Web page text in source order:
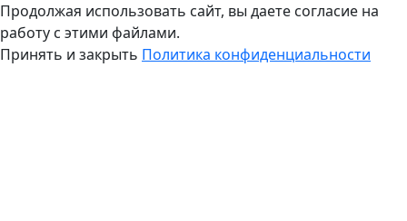
Продолжая использовать сайт, вы даете согласие на
работу с этими файлами.
Принять и закрыть Политика конфиденциальности